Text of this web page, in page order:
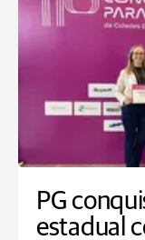
PG
estadual